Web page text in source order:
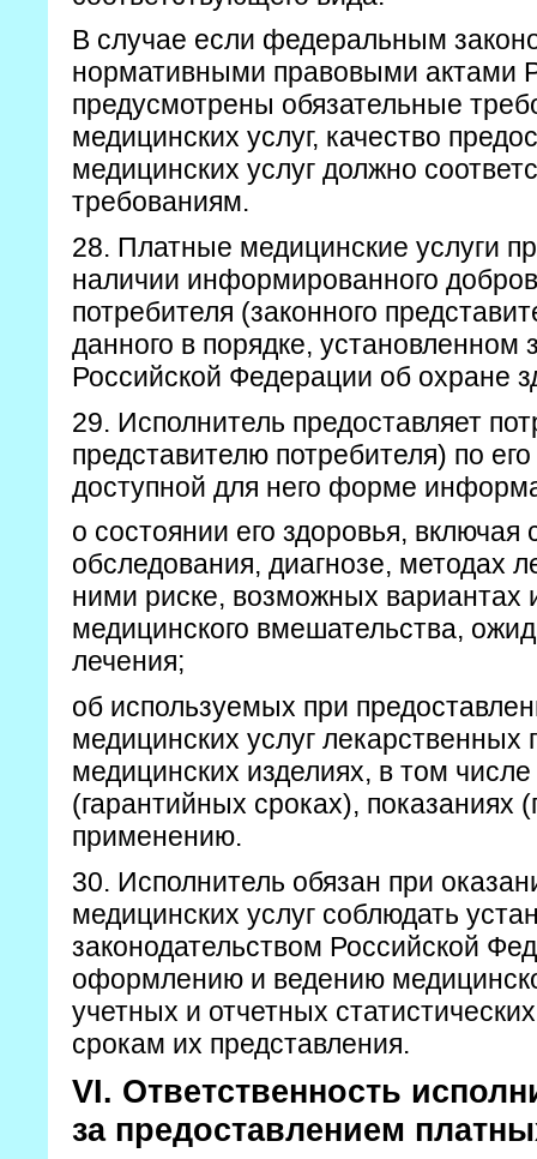
В случае если федеральным
нормативными правовыми актами
предусмотрены обязательные
медицинских услуг, качество
медицинских услуг должно
требованиям.
28. Платные медицинские услуги
наличии информированного
потребителя (законного
данного в порядке, установленном
Российской Федерации об охране
29. Исполнитель предоставляет
представителю потребителя) по
доступной для него форме
о состоянии его здоровья, включая
обследования, диагнозе, методах
ними риске, возможных вариантах
медицинского вмешательства,
лечения;
об используемых при
медицинских услуг лекарственных
медицинских изделиях, в том
(гарантийных сроках), показаниях
применению.
30. Исполнитель обязан при
медицинских услуг соблюдать
законодательством Российской
оформлению и ведению
учетных и отчетных
срокам их представления.
VI. Ответственность
за предоставлением